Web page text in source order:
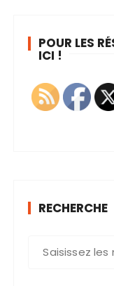
POUR LES
ICI !
RECHERCHE